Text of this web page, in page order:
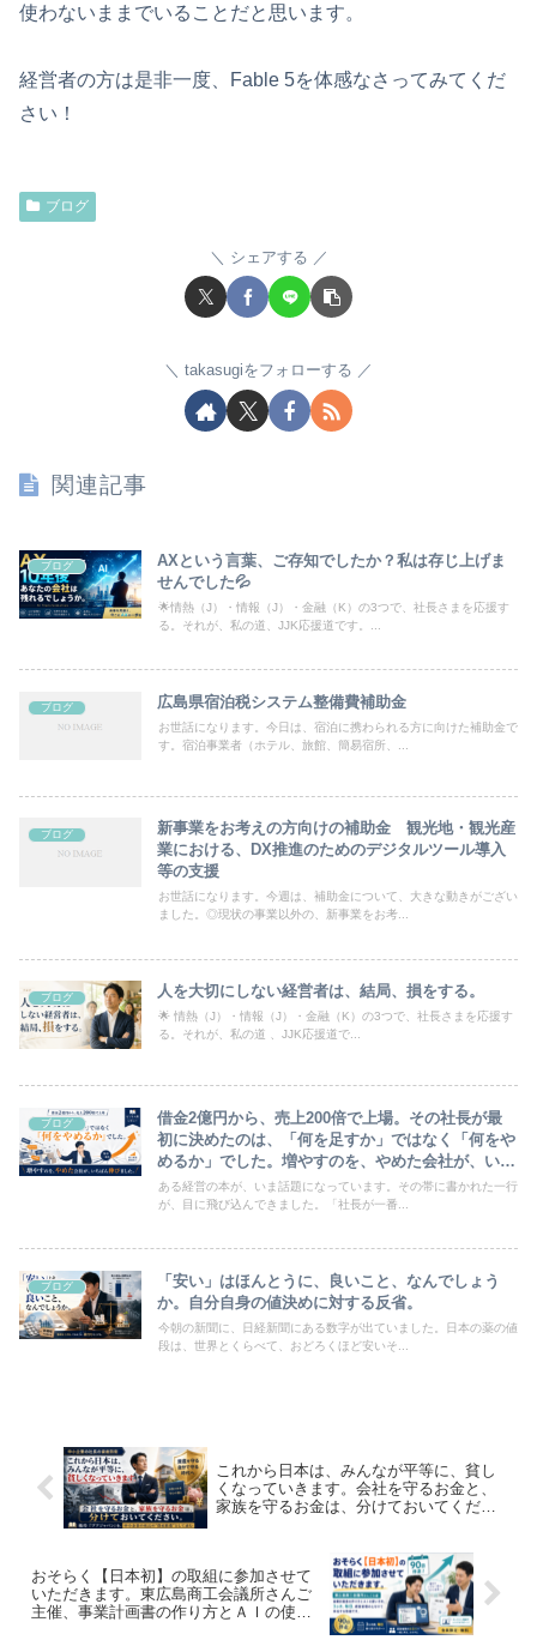
使わないままでいることだと思います。
経営者の方は是非一度、Fable 5を体感なさってみてくだ
さい！
ブログ
シェアする
takasugiをフォローする
関連記事
ブログ
AXという言葉、ご存知でしたか？私は存じ上げま
せんでした💦
🌟情熱（J）・情報（J）・金融（K）の3つで、社長さまを応援す
る。それが、私の道、JJK応援道です。...
ブログ 広島県宿泊税システム整備費補助金
お世話になります。今日は、宿泊に携わられる方に向けた補助金で
す。宿泊事業者（ホテル、旅館、簡易宿所、...
ブログ
新事業をお考えの方向けの補助金 観光地・観光産
業における、DX推進のためのデジタルツール導入
等の支援
お世話になります。今週は、補助金について、大きな動きがござい
ました。◎現状の事業以外の、新事業をお考...
ブログ 人を大切にしない経営者は、結局、損をする。
🌟 情熱（J）・情報（J）・金融（K）の3つで、社長さまを応援す
る。それが、私の道 、JJK応援道で...
ブログ
借金2億円から、売上200倍で上場。その社長が最
初に決めたのは、「何を足すか」ではなく「何をや
めるか」でした。増やすのを、やめた会社が、いち
ばん伸びました。
ある経営の本が、いま話題になっています。その帯に書かれた一行
が、目に飛び込んできました。「社長が一番...
ブログ
「安い」はほんとうに、良いこと、なんでしょう
か。自分自身の値決めに対する反省。
今朝の新聞に、日経新聞にある数字が出ていました。日本の薬の値
段は、世界とくらべて、おどろくほど安いそ...
これから日本は、みんなが平等に、貧し
くなっていきます。会社を守るお金と、
家族を守るお金は、分けておいてくださ
おそらく【日本初】の取組に参加させて
いただきます。東広島商工会議所さんご
主催、事業計画書の作り方とＡＩの使い